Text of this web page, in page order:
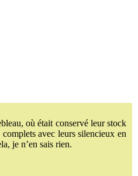
où était conservé leur stock
avec leurs silencieux en
je n’en sais rien.